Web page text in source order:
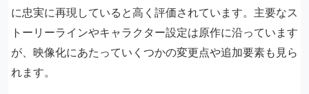
に忠実に再現していると高く評価されています。主要なス
トーリーラインやキャラクター設定は原作に沿っています
が、映像化にあたっていくつかの変更点や追加要素も見ら
れます。